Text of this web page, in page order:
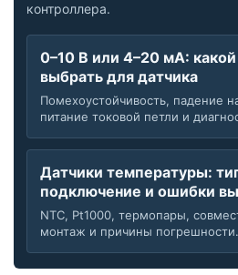
контроллера.
0–10 В или 4–20 мА: какой
выбрать для датчика
Помехоустойчивость, падение
питание токовой петли и
Датчики температуры:
подключение и ошибки
NTC, Pt1000, термопары,
монтаж и причины погрешности.